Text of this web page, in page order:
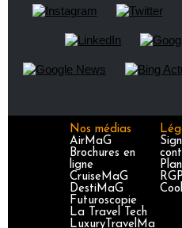
Nos médias
AirMaG
Brochures en
ligne
CruiseMaG
DestiMaG
Futuroscopie
La Travel Tech
LuxuryTravelMa